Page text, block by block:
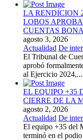
LA RENDICION
LOBOS
CUENTAS
agosto 3, 2026
Actualidad De
El Tribunal de
aprobó
al Ejercicio 2024,...
EL EQUIPO +35
CIERRE DE LA
agosto 2, 2026
Actualidad De
El equipo +35 del
terminó en el